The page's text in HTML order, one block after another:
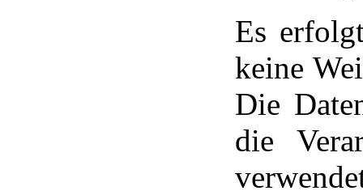
Es
keine
Die
die